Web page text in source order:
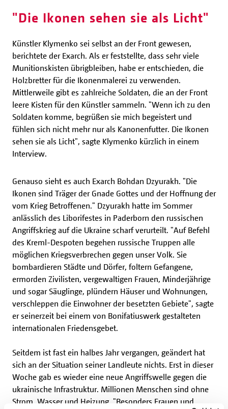
"Die Ikonen sehen sie als Licht"
Künstler Klymenko sei selbst an der Front gewesen,
berichtete der Exarch. Als er feststellte, dass sehr viele
Munitionskisten übrigbleiben, habe er entschieden, die
Holzbretter für die Ikonenmalerei zu verwenden.
Mittlerweile gibt es zahlreiche Soldaten, die an der Front
leere Kisten für den Künstler sammeln. "Wenn ich zu den
Soldaten komme, begrüßen sie mich begeistert und
fühlen sich nicht mehr nur als Kanonenfutter. Die Ikonen
sehen sie als Licht", sagte Klymenko kürzlich in einem
Interview.
Genauso sieht es auch Exarch Bohdan Dzyurakh. "Die
Ikonen sind Träger der Gnade Gottes und der Hoffnung der
vom Krieg Betroffenen." Dzyurakh hatte im Sommer
anlässlich des Liborifestes in Paderborn den russischen
Angriffskrieg auf die Ukraine scharf verurteilt. "Auf Befehl
des Kreml-Despoten begehen russische Truppen alle
möglichen Kriegsverbrechen gegen unser Volk. Sie
bombardieren Städte und Dörfer, foltern Gefangene,
ermorden Zivilisten, vergewaltigen Frauen, Minderjährige
und sogar Säuglinge, plündern Häuser und Wohnungen,
verschleppen die Einwohner der besetzten Gebiete", sagte
er seinerzeit bei einem von Bonifatiuswerk gestalteten
internationalen Friedensgebet.
Seitdem ist fast ein halbes Jahr vergangen, geändert hat
sich an der Situation seiner Landleute nichts. Erst in dieser
Woche gab es wieder eine neue Angriffswelle gegen die
ukrainische Infrastruktur. Millionen Menschen sind ohne
Strom, Wasser und Heizung. "Besonders Frauen und